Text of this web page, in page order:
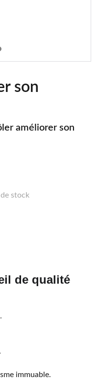
son
améliorer son
stock
de qualité
immuable.